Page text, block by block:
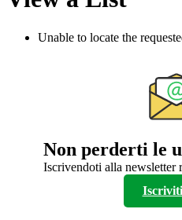
Unable to locate the
Non perderti le
Iscrivendoti alla newsletter